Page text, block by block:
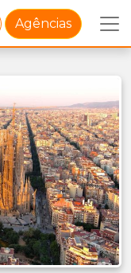
Agências